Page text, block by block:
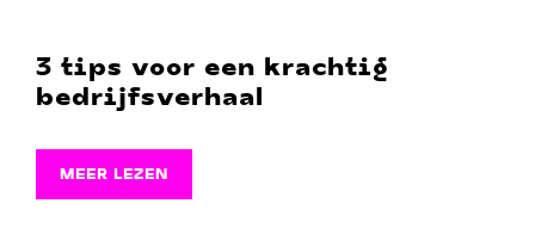
3 tips voor een krachtig
bedrijfsverhaal
MEER LEZEN